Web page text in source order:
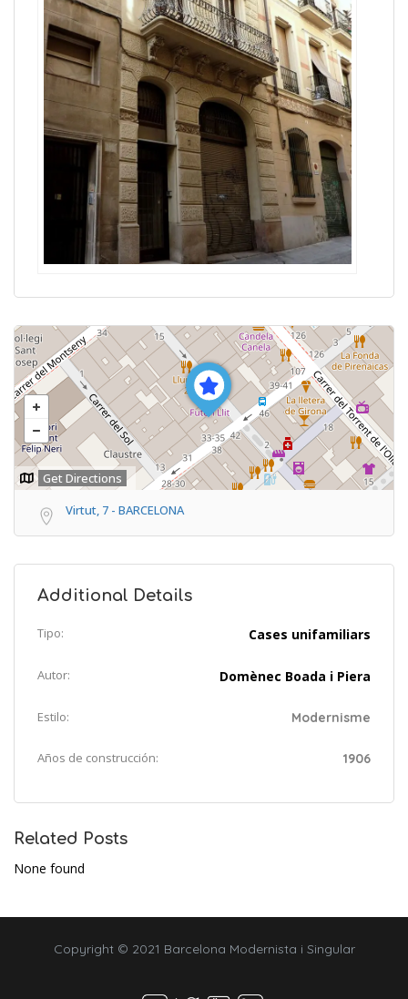
Get Directions
Virtut, 7 - BARCELONA
Additional Details
Tipo: Cases unifamiliars
Autor: Domènec Boada i Piera
Estilo: Modernisme
Años de construcción: 1906
Related Posts
None found
Copyright © 2021 Barcelona Modernista i Singular